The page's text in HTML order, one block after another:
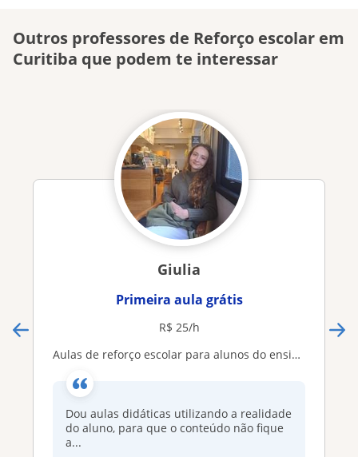
Outros professores de Reforço escolar em
Curitiba que podem te interessar
Giulia
Primeira aula grátis
R$ 25/h
Aulas de reforço escolar para alunos do ensino fundamental ao pré-vestibular
Dou aulas didáticas utilizando a realidade
do aluno, para que o conteúdo não fique
a...